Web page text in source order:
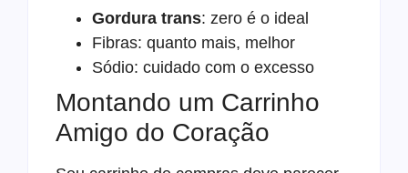
Gordura trans: zero é o ideal
Fibras: quanto mais, melhor
Sódio: cuidado com o excesso
Montando um Carrinho
Amigo do Coração